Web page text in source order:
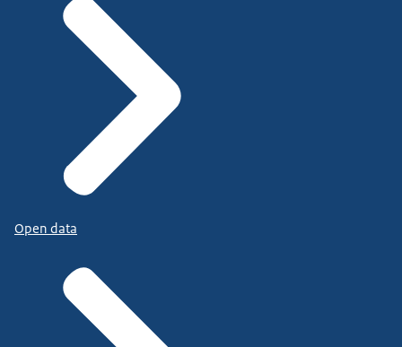
Open data